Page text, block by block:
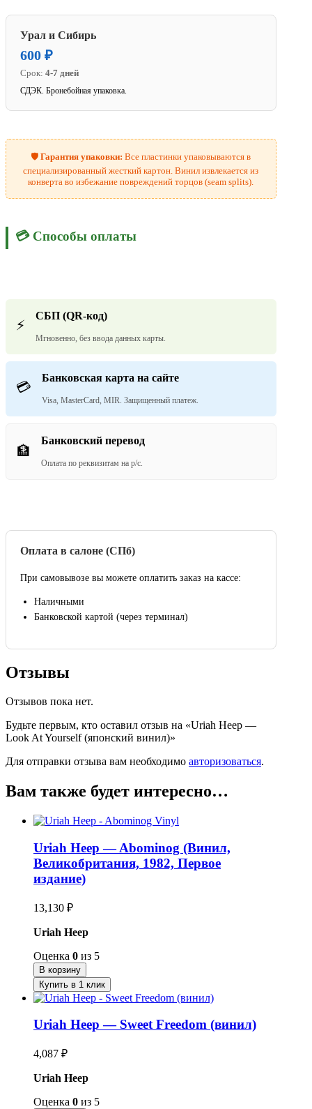
Урал и Сибирь
600 ₽
Срок: 4-7 дней
СДЭК. Бронебойная упаковка.
🛡️Гарантия упаковки: Все пластинки упаковываются в
специализированный жесткий картон. Винил извлекается из
конверта во избежание повреждений торцов (seam splits).
💳 Способы оплаты
⚡
СБП (QR-код)
Мгновенно, без ввода данных карты.
💳
Банковская карта на сайте
Visa, MasterCard, MIR. Защищенный платеж.
🏦
Банковский перевод
Оплата по реквизитам на р/с.
Оплата в салоне (СПб)
При самовывозе вы можете оплатить заказ на кассе:
Наличными
Банковской картой (через терминал)
Отзывы
Отзывов пока нет.
Будьте первым, кто оставил отзыв на «Uriah Heep —
Look At Yourself (японский винил)»
Для отправки отзыва вам необходимо авторизоваться.
Вам также будет интересно…
Uriah Heep — Abominog (Винил,
Великобритания, 1982, Первое
издание)
13,130 ₽
Uriah Heep
Оценка 0 из 5
В корзину
Купить в 1 клик
Uriah Heep — Sweet Freedom (винил)
4,087 ₽
Uriah Heep
Оценка 0 из 5